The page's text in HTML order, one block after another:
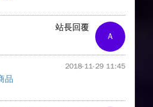
A
站長回覆
2018-11-29 11:45
品